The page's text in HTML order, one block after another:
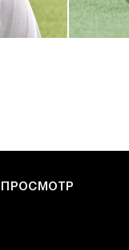
ЮФЛ:
ПРОСМОТР